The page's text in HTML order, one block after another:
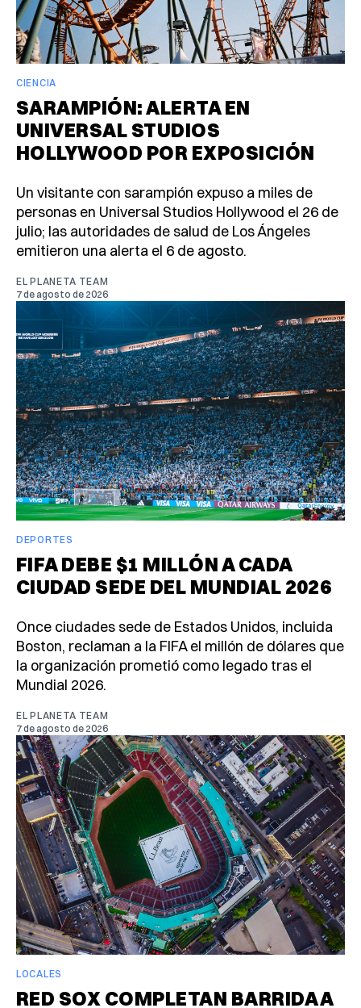
CIENCIA
SARAMPIÓN: ALERTA EN
UNIVERSAL STUDIOS
HOLLYWOOD POR EXPOSICIÓN
Un visitante con sarampión expuso a miles de
personas en Universal Studios Hollywood el 26 de
julio; las autoridades de salud de Los Ángeles
emitieron una alerta el 6 de agosto.
EL PLANETA TEAM
7 de agosto de 2026
DEPORTES
FIFA DEBE $1 MILLÓN A CADA
CIUDAD SEDE DEL MUNDIAL 2026
Once ciudades sede de Estados Unidos, incluida
Boston, reclaman a la FIFA el millón de dólares que
la organización prometió como legado tras el
Mundial 2026.
EL PLANETA TEAM
7 de agosto de 2026
LOCALES
RED SOX COMPLETAN BARRIDA A